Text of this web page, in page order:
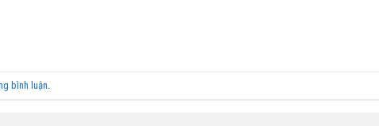
bình luận